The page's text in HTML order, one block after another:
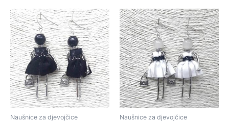
Naušnice za djevojčice Naušnice za djevojčice